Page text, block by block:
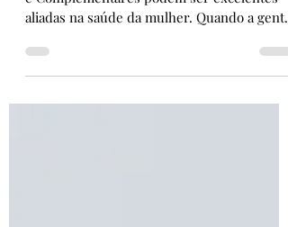
Fonte Imagem: Wix As Práticas Integrativas
aliadas na saúde da mulher. Quando a gente
entende que a...